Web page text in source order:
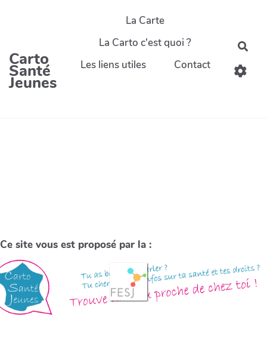
Carto
Santé
Jeunes
La Carte
La Carto c'est quoi ?
Les liens utiles
Contact
Ce site vous est proposé par la :